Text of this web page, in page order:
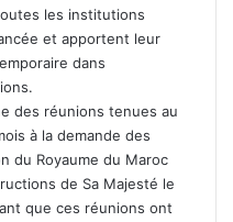
les institutions
et apportent leur
dans
des réunions tenues au
à la demande des
du Royaume du Maroc
de Sa Majesté le
que ces réunions ont